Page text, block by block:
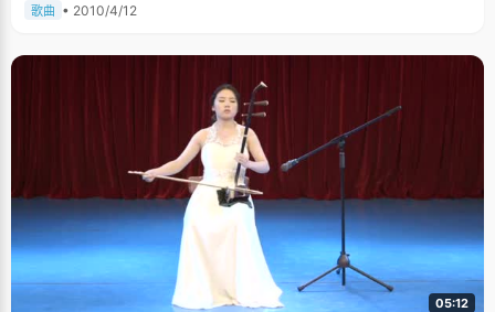
歌曲 • 2010/4/12
05:12